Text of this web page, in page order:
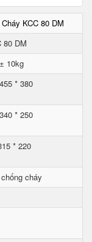
KCC 80 DM
80 DM
10kg
* 380
* 250
* 220
cháy